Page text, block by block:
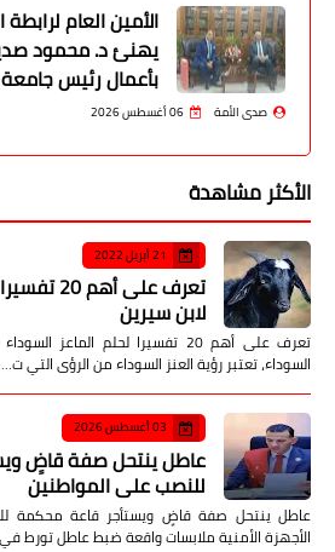
الأمين العام
يهنئ د. محمود
بأعمال رئيس جامعة
صدى الأمة 06 أغسطس 2026
الأكثر مشاهدة
21 أبريل 2022
تعرف على
لابن سيرين
تعرف على أهم 20 تفسيرا لحلم
السوداء، تعتبر رؤية العنز السوداء من الرؤى التي ت…
03 أغسطس 2026
عاطل ينتحل صفة قاضٍ
للنصب على المواطنين
عاطل ينتحل صفة قاضٍ ويستأجر قاعة محكمة
الأجهزة الأمنية ملابسات واقعة ضبط عاطل تورط